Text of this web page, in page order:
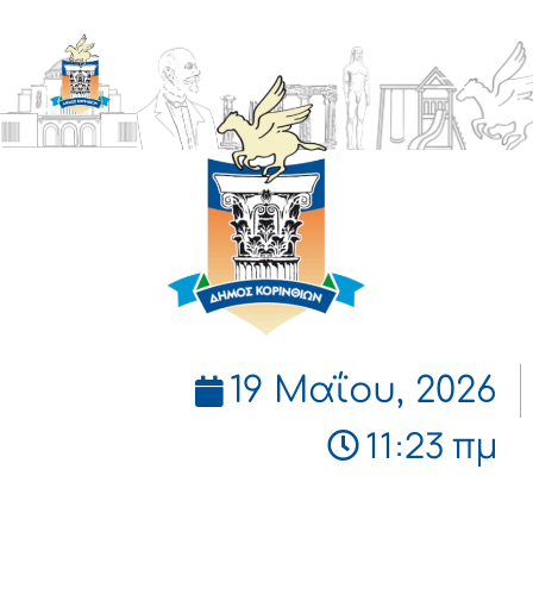
ΔΗΜΟΣ
ΚΟΡΙΝΘΙΩΝ
19 Μαΐου, 2026
11:23 πμ